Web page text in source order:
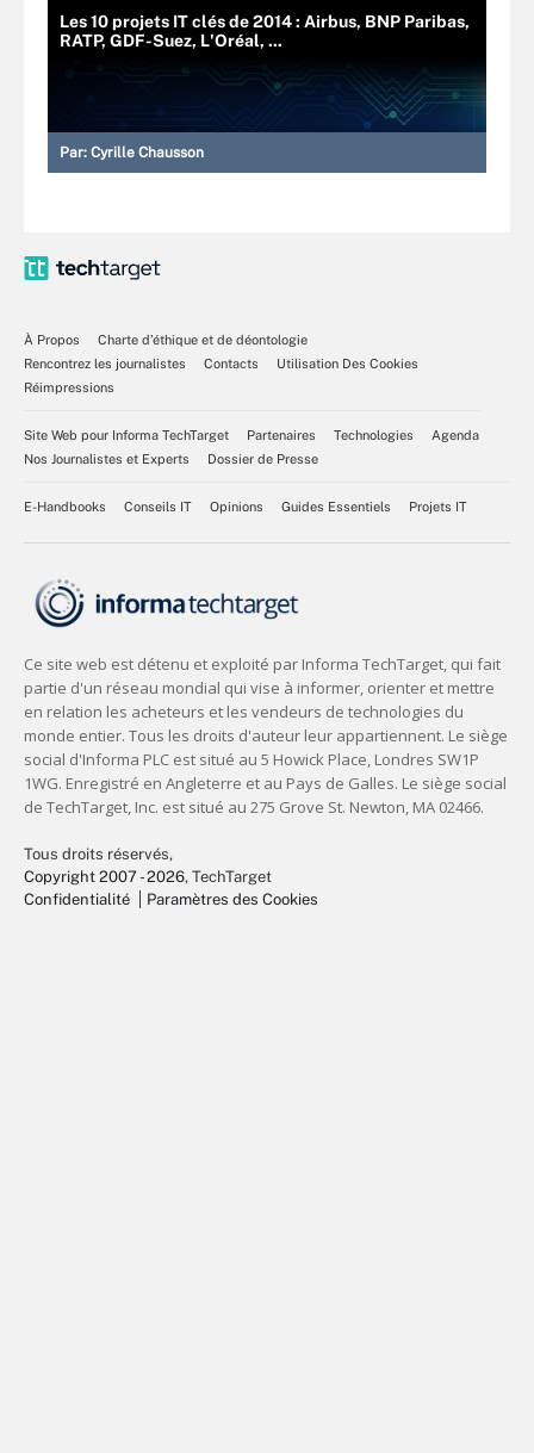
Les 10 projets IT clés de 2014 : Airbus, BNP Paribas,
RATP, GDF-Suez, L'Oréal, ...
Par: Cyrille Chausson
À Propos
Charte d’éthique et de déontologie
Rencontrez les journalistes
Contacts
Utilisation Des Cookies
Réimpressions
Site Web pour Informa TechTarget Partenaires Technologies
Agenda
Nos Journalistes et Experts
Dossier de Presse
E-Handbooks Conseils IT Opinions Guides Essentiels Projets IT
Tous droits réservés,
Copyright 2007 - 2026, TechTarget
Confidentialité
Paramètres des Cookies